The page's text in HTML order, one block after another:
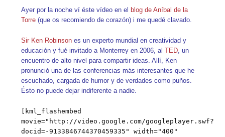
Ayer por la noche ví éste vídeo en el blog de Aníbal de la
Torre (que os recomiendo de corazón) i me quedé clavado.
Sir Ken Robinson es un experto mundial en creatividad y
educación y fué invitado a Monterrey en 2006, alTED, un
encuentro de alto nivel para compartir ideas. Allí, Ken
pronunció una de las conferencias más interesantes que he
escuchado, cargada de humor y de verdades como puños.
Ésto no puede dejar indiferente a nadie.
[kml_flashembed
movie="http://video.google.com/googleplayer.swf?
docid=-9133846744370459335" width="400"